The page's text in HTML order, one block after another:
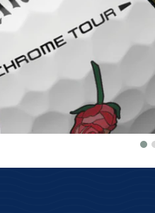
Herkunftsgarantie
Wir bieten nur Originalware aus